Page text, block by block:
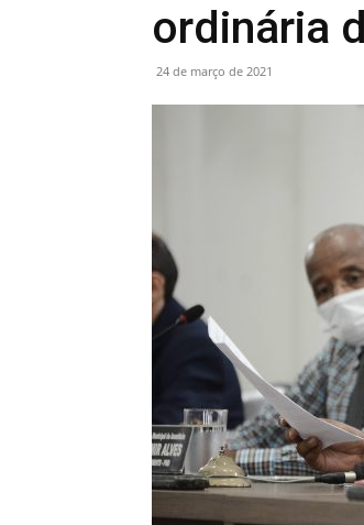
ordinária
24 de março de 2021